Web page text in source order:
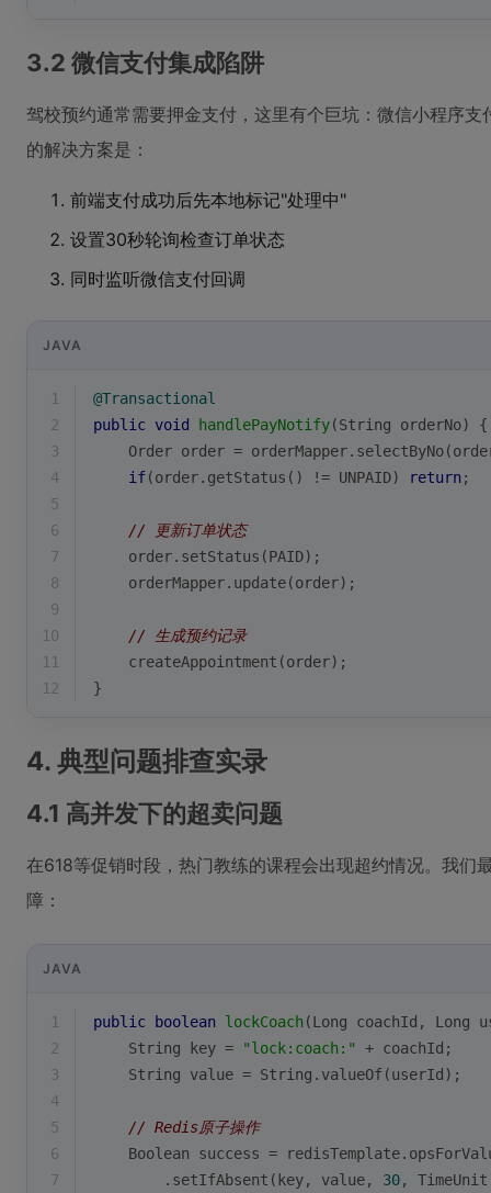
3.2 微信支付集成陷阱
驾校预约通常需要押金支付，这里有个巨坑：微信小程序
的解决方案是：
前端支付成功后先本地标记"处理中"
设置30秒轮询检查订单状态
同时监听微信支付回调
JAVA
1
@Transactional
2
public void handlePayNotify(String orderNo)
{
3
Order order =
4
if(order.getStatus() != UNPAID) return ;
5
6
// 更新订单状态
7
    order.setStatus(PAID);
8
    orderMapper.update(order);
9
10
// 生成预约记录
11
    createAppointment(order);
12
}
4. 典型问题排查实录
4.1 高并发下的超卖问题
在618等促销时段，热门教练的课程会出现超约情况。我们
障：
JAVA
1 public boolean lockCoach(Long coachId, Long
2
    String key =
"lock:coach:"
+ coachId;
3
    String value = String.valueOf(userId);
4
5
// Redis原子操作
6
Boolean success =
7
        .setIfAbsent(key, value,
30,